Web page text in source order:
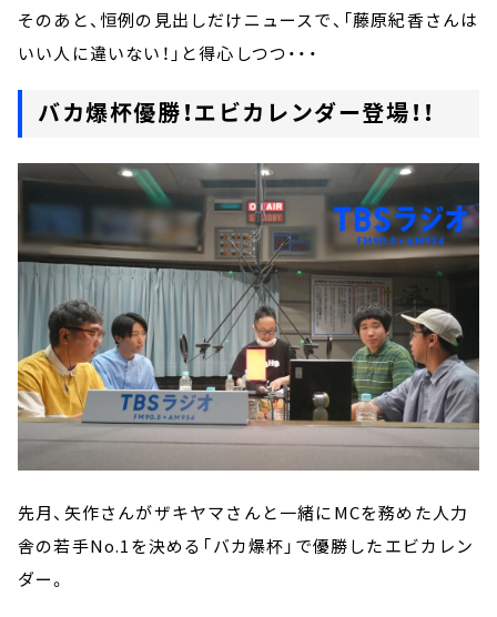
そのあと、恒例の見出しだけニュースで、「藤原紀香さんは
いい人に違いない！」と得心しつつ・・・
バカ爆杯優勝！エビカレンダー登場！！
先月、矢作さんがザキヤマさんと一緒にMCを務めた人力
舎の若手No.1を決める「バカ爆杯」で優勝したエビカレン
ダー。